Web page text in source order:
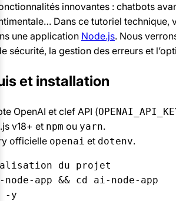
innovantes : chatbots
Dans ce tutoriel technique,
une application Node.js. Nous
sécurité, la gestion des erreurs et
et installation
OpenAI et clef API (
v18+ et npm ou yarn.
officielle openai et dotenv.
du projet
app && cd ai-node-app
-y